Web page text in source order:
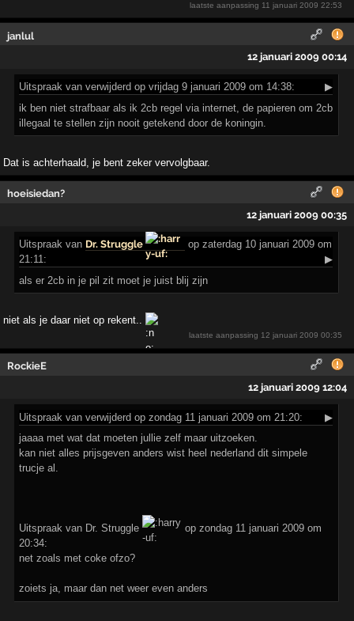
laatste aanpassing 11 januari 2009 22:53
janlul
12 januari 2009 00:14
Uitspraak van verwijderd op vrijdag 9 januari 2009 om 14:38:
▶
ik ben niet strafbaar als ik 2cb regel via internet, de papieren om 2cb
illegaal te stellen zijn nooit getekend door de koningin.
Dat is achterhaald, je bent zeker vervolgbaar.
hoeisiedan?
12 januari 2009 00:35
Uitspraak van Dr. Struggle
op zaterdag 10 januari 2009 om
21:11:
▶
als er 2cb in je pil zit moet je juist blij zijn
niet als je daar niet op rekent..
laatste aanpassing 12 januari 2009 00:35
RockieE
12 januari 2009 12:04
Uitspraak van verwijderd op zondag 11 januari 2009 om 21:20:
▶
jaaaa met wat dat moeten jullie zelf maar uitzoeken.
kan niet alles prijsgeven anders wist heel nederland dit simpele
trucje al.
Uitspraak van Dr. Struggle
op zondag 11 januari 2009 om
20:34:
net zoals met coke ofzo?
zoiets ja, maar dan net weer even anders